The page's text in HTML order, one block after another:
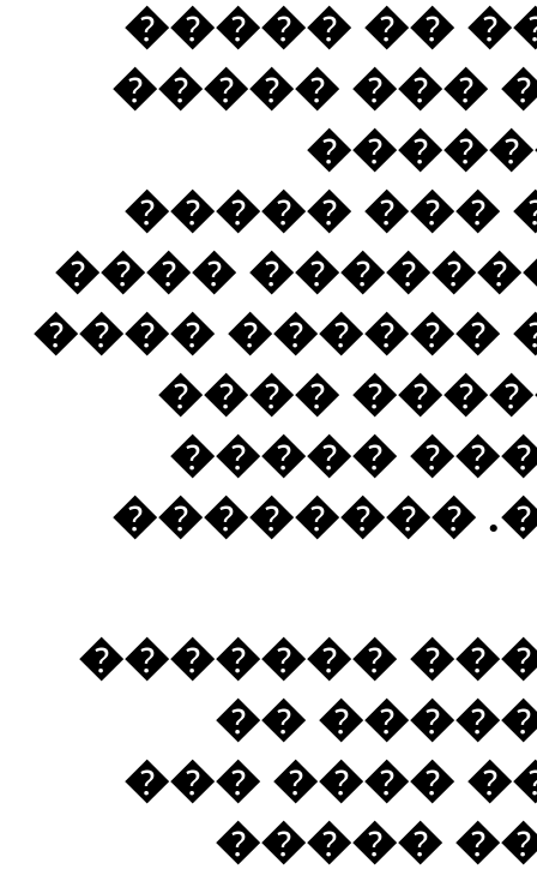
��� ��
�� �����.
������
�� ����
���
��� �����
��� �����
������
������
�����